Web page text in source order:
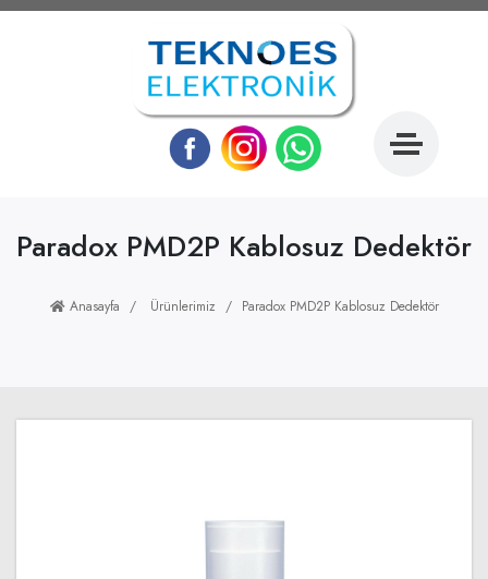
Paradox PMD2P Kablosuz Dedektör
Anasayfa Ürünlerimiz Paradox PMD2P Kablosuz Dedektör